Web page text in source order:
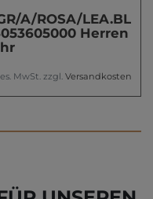
A/ROSA/LEA.BL
Herren
MwSt. zzgl. Versandkosten